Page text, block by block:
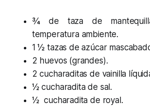
¾ de taza de
temperatura ambiente.
1 ½ tazas de azúcar
2 huevos (grandes).
2 cucharaditas de vainilla
½ cucharadita de sal.
½ cucharadita de royal.